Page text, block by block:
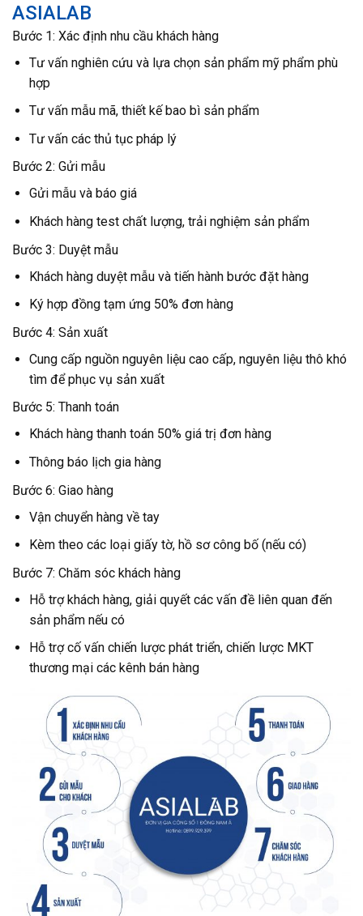
ASIALAB
Bước 1: Xác định nhu cầu khách hàng
Tư vấn nghiên cứu và lựa chọn sản phẩm mỹ phẩm phù
hợp
Tư vấn mẫu mã, thiết kế bao bì sản phẩm
Tư vấn các thủ tục pháp lý
Bước 2: Gửi mẫu
Gửi mẫu và báo giá
Khách hàng test chất lượng, trải nghiệm sản phẩm
Bước 3: Duyệt mẫu
Khách hàng duyệt mẫu và tiến hành bước đặt hàng
Ký hợp đồng tạm ứng 50% đơn hàng
Bước 4: Sản xuất
Cung cấp nguồn nguyên liệu cao cấp, nguyên liệu thô khó
tìm để phục vụ sản xuất
Bước 5: Thanh toán
Khách hàng thanh toán 50% giá trị đơn hàng
Thông báo lịch gia hàng
Bước 6: Giao hàng
Vận chuyển hàng về tay
Kèm theo các loại giấy tờ, hồ sơ công bố (nếu có)
Bước 7: Chăm sóc khách hàng
Hỗ trợ khách hàng, giải quyết các vấn đề liên quan đến
sản phẩm nếu có
Hỗ trợ cố vấn chiến lược phát triển, chiến lược MKT
thương mại các kênh bán hàng